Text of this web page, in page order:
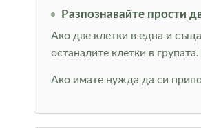
Разпознавайте прости
Ако две клетки в една и
останалите клетки в
Ако имате нужда да си